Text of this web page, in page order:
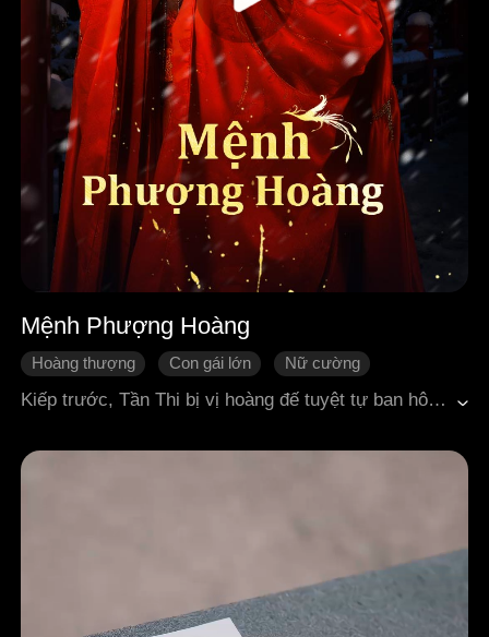
Mệnh Phượng Hoàng
Hoàng thượng Con gái lớn
Nữ cường
Trùng sinh
Ngôn tình cổ đại
Kiếp trước, Tần Thi bị vị hoàng đế tuyệt tự ban hôn cho thái tử tàn bạo. Nhưng vì ba năm không sinh được con, nàng bị thái tử đánh chết.Sống lại một đời, Tần Thi quyết tâm thay đổi số phận. Sau khi đổi hôn với người chị cùng cha khác mẹ, nàng chủ động tiếp cận vị hoàng đế tuyệt tự trước một bước và nhanh chóng mang thai.Nàng cứu muôn dân khỏi cảnh lầm than, trừng trị thái tử, để thiên hạ biết rõ ai mới là người mang mệnh phượng hoàng đích thực.